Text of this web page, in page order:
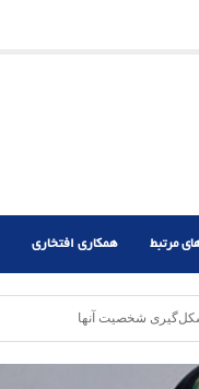
مرتبط همکاری افتخاری
شخصیت آنها